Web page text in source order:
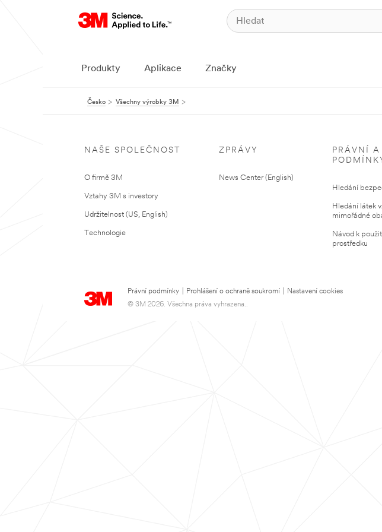
Produkty Aplikace Značky
Česko Všechny výrobky 3M
NAŠE SPOLEČNOST
O firmě 3M
Vztahy 3M s investory
Udržitelnost (US, English)
Technologie
ZPRÁVY
News Center (English)
PRÁVNÍ A
Hledání
Hledání látek
mimořádné
Návod k
prostředku
Právní podmínky Prohlášení o ochraně soukromí
Nastavení cookies
© 3M 2026. Všechna práva vyhrazena..